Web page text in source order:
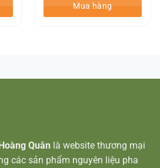
Mua hàng
Quân là website thương mại
các sản phẩm nguyên liệu pha